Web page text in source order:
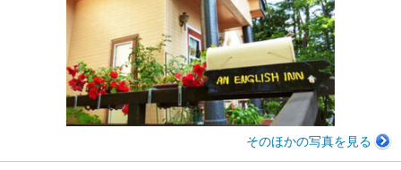
そのほかの写真を見る